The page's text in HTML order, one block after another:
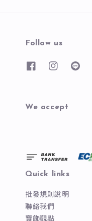
Follow us
We accept
Quick links
批發規則說明
聯絡我們
寶飾觀點